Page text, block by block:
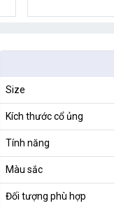
Size
Kích thước cổ ủng
Tính năng
Màu sắc
Đối tượng phù hợp